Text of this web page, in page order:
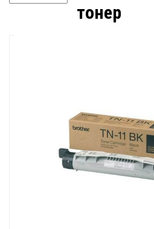
тонер